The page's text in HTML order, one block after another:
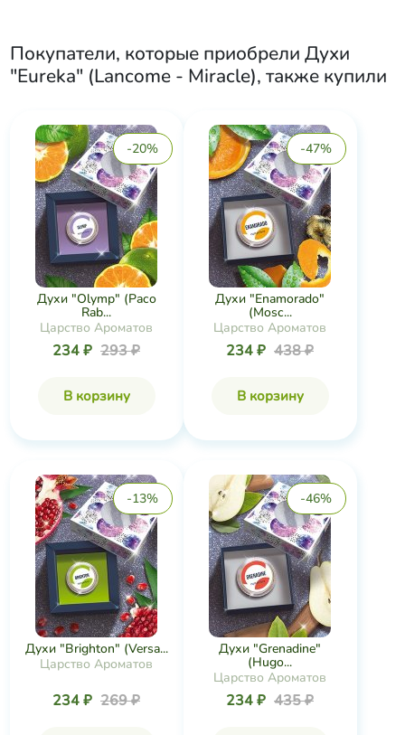
Покупатели, которые приобрели Духи
"Eureka" (Lancome - Miracle), также купили
-20%
Духи "Olymp" (Paco
Rab...
Царство Ароматов
234 ₽ 293 ₽
В корзину
-47%
Духи "Enamorado"
(Mosc...
Царство Ароматов
234 ₽ 438 ₽
В корзину
-13%
Духи "Brighton" (Versa...
Царство Ароматов
234 ₽ 269 ₽
-46%
Духи "Grenadine"
(Hugo...
Царство Ароматов
234 ₽ 435 ₽